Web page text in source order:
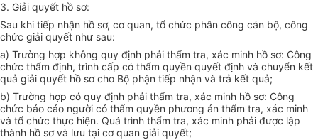
3. Giải quyết hồ sơ:
Sau khi tiếp nhận hồ sơ, cơ quan, tổ chức phân công cán bộ, công
chức giải quyết như sau:
a) Trường hợp không quy định phải thẩm tra, xác minh hồ sơ: Công
chức thẩm định, trình cấp có thẩm quyền quyết định và chuyển kết
quả giải quyết hồ sơ cho Bộ phận tiếp nhận và trả kết quả;
b) Trường hợp có quy định phải thẩm tra, xác minh hồ sơ: Công
chức báo cáo người có thẩm quyền phương án thẩm tra, xác minh
và tổ chức thực hiện. Quá trình thẩm tra, xác minh phải được lập
thành hồ sơ và lưu tại cơ quan giải quyết;